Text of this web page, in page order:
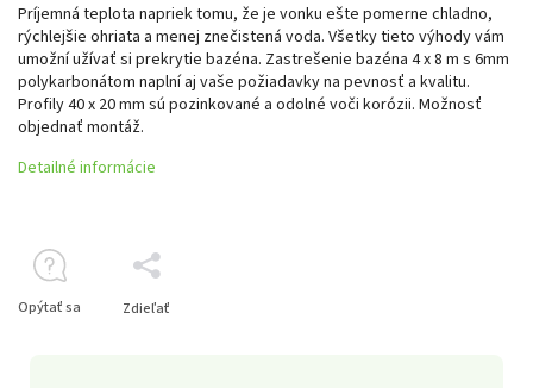
Príjemná teplota napriek tomu, že je vonku ešte pomerne chladno,
rýchlejšie ohriata a menej znečistená voda. Všetky tieto výhody vám
umožní užívať si prekrytie bazéna. Zastrešenie bazéna 4 x 8 m s 6mm
polykarbonátom naplní aj vaše požiadavky na pevnosť a kvalitu.
Profily 40 x 20 mm sú pozinkované a odolné voči korózii. Možnosť
objednať montáž.
Detailné informácie
Opýtať sa Zdieľať